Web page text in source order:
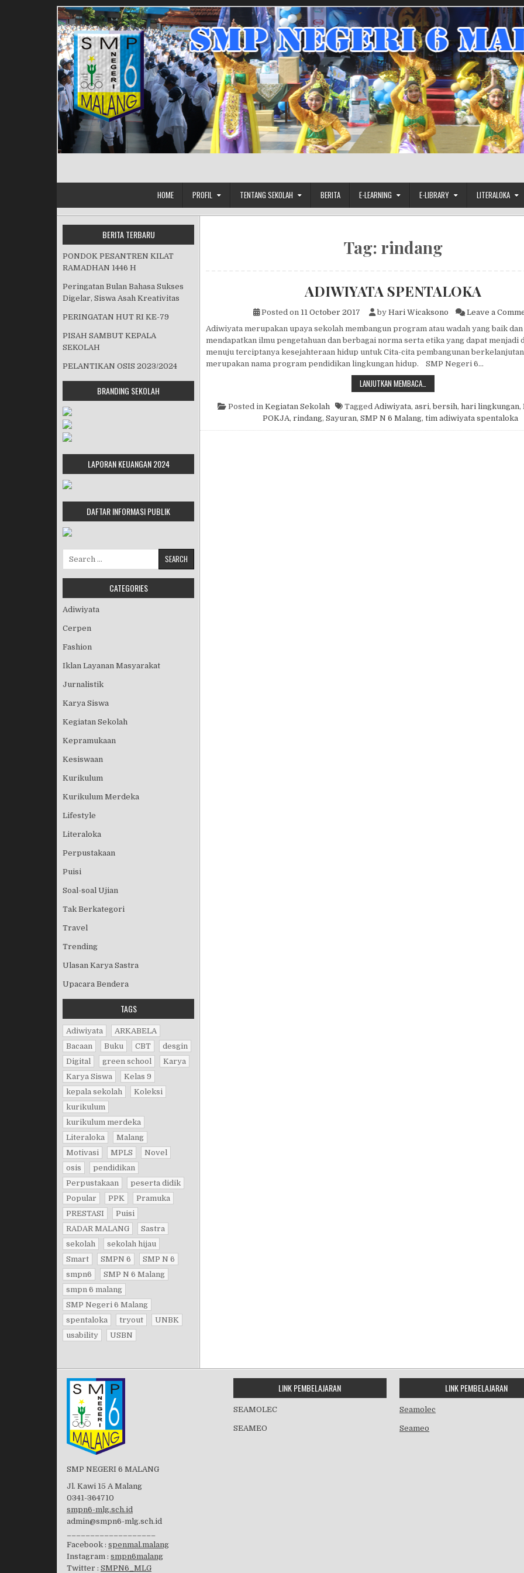
HOME PROFIL TENTANG SEKOLAH BERITA E-LEARNING E-LIBRARY LITERALOKA
Tag: rindang
ADIWIYATA SPENTALOKA
Posted on 11 October 2017 by Hari Wicaksono Leave a
Adiwiyata merupakan upaya sekolah membangun program atau wadah yang baik
mendapatkan ilmu pengetahuan dan berbagai norma serta etika yang dapat menjadi
menuju terciptanya kesejahteraan hidup untuk Cita-cita pembangunan
merupakan nama program pendidikan lingkungan hidup. SMP Negeri 6…
LANJUTKAN MEMBACA…
Posted in Kegiatan Sekolah Tagged Adiwiyata, asri,bersih, hari lingkungan,
POKJA, rindang, Sayuran, SMP N 6 Malang, tim adiwiyata spentaloka
BERITA TERBARU
PONDOK PESANTREN KILAT
RAMADHAN 1446 H
Peringatan Bulan Bahasa Sukses
Digelar, Siswa Asah Kreativitas
PERINGATAN HUT RI KE-79
PISAH SAMBUT KEPALA
SEKOLAH
PELANTIKAN OSIS 2023/2024
BRANDING SEKOLAH
LAPORAN KEUANGAN 2024
DAFTAR INFORMASI PUBLIK
Search for:
CATEGORIES
Adiwiyata
Cerpen
Fashion
Iklan Layanan Masyarakat
Jurnalistik
Karya Siswa
Kegiatan Sekolah
Kepramukaan
Kesiswaan
Kurikulum
Kurikulum Merdeka
Lifestyle
Literaloka
Perpustakaan
Puisi
Soal-soal Ujian
Tak Berkategori
Travel
Trending
Ulasan Karya Sastra
Upacara Bendera
TAGS
Adiwiyata
ARKABELA
Bacaan
Buku CBT
desgin
Digital
green school
Karya
Karya Siswa
Kelas 9
kepala sekolah
Koleksi
kurikulum
kurikulum merdeka
Literaloka
Malang
Motivasi
MPLS
Novel
osis
pendidikan
Perpustakaan
peserta didik
Popular
PPK
Pramuka
PRESTASI
Puisi
RADAR MALANG
Sastra
sekolah
sekolah hijau
Smart
SMPN 6
SMP N 6
smpn6
SMP N 6 Malang
smpn 6 malang
SMP Negeri 6 Malang
spentaloka
tryout
UNBK
usability
USBN
SMP NEGERI 6 MALANG
Jl. Kawi 15 A Malang
0341-364710
smpn6-mlg.sch.id
admin@smpn6-mlg.sch.id
Facebook : spenmal.malang
Instagram : smpn6malang
Twitter : SMPN6_MLG
LINK PEMBELAJARAN
SEAMOLEC
SEAMEO
LINK PEMBELAJARAN
Seamolec
Seameo